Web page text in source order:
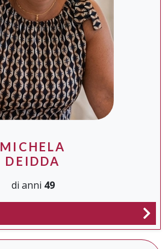
MICHELA
DEIDDA
di anni 49